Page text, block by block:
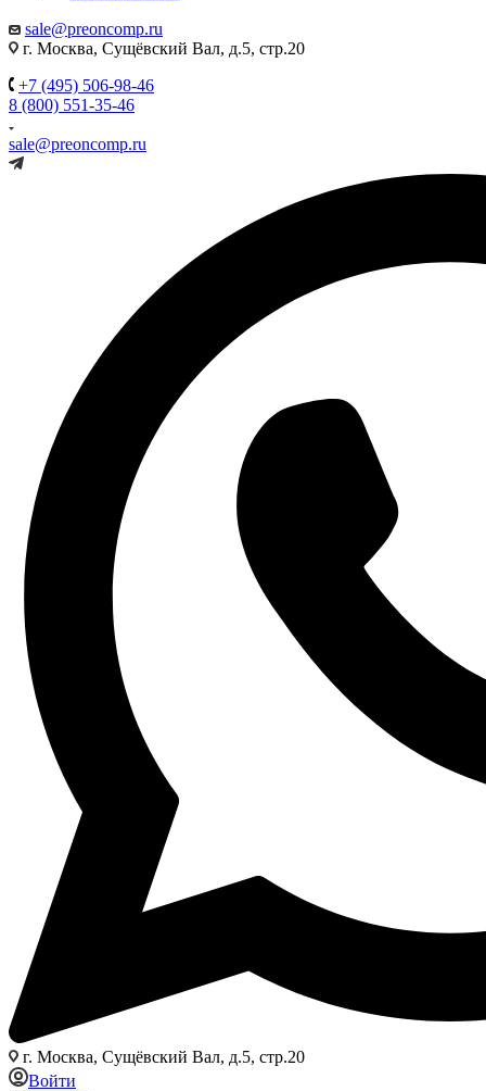
sale@preoncomp.ru
г. Москва, Сущёвский Вал, д.5, стр.20
+7 (495) 506-98-46
8 (800) 551-35-46
sale@preoncomp.ru
г. Москва, Сущёвский Вал, д.5, стр.20
Войти